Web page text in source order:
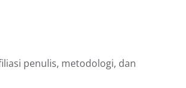
penulis, metodologi, dan